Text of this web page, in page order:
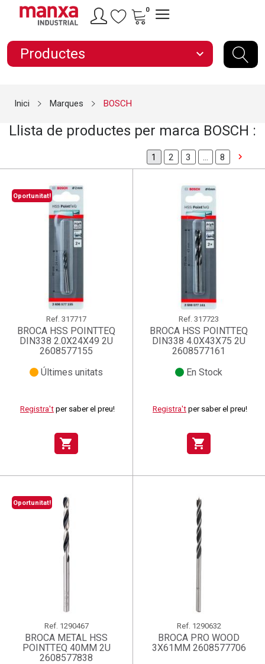
0
Productes expand_more
Inici Marques BOSCH
Llista de productes per marca BOSCH :
1 2 3 … 8 
Oportunitat!
Ref. 317717
BROCA HSS POINTTEQ
DIN338 2.0X24X49 2U
2608577155
Últimes unitats
Registra't per saber el preu!
shopping_cart
Ref. 317723
BROCA HSS POINTTEQ
DIN338 4.0X43X75 2U
2608577161
En Stock
Registra't per saber el preu!
shopping_cart
Oportunitat!
Ref. 1290467
BROCA METAL HSS
POINTTEQ 40MM 2U
2608577838
Ref. 1290632
BROCA PRO WOOD
3X61MM 2608577706